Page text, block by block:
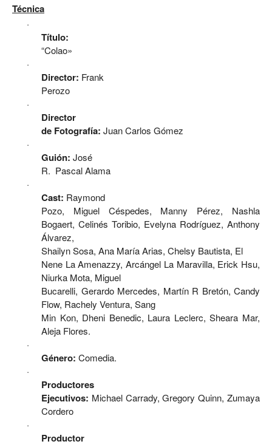
Técnica
·
Título:
“Colao»
·
Director: Frank
Perozo
·
Director
de Fotografía: Juan Carlos Gómez
·
Guión: José
R. Pascal Alama
·
Cast: Raymond
Pozo, Miguel Céspedes, Manny Pérez, Nashla
Bogaert, Celinés Toribio, Evelyna Rodríguez, Anthony
Álvarez,
ShailynSosa, Ana María Arias, Chelsy Bautista, El
Nene La Amenazzy, Arcángel La Maravilla, Erick Hsu,
Niurka Mota, Miguel
Bucarelli, Gerardo Mercedes, Martín R Bretón, Candy
Flow, Rachely Ventura, Sang
Min Kon, Dheni Benedic, Laura Leclerc, Sheara Mar,
Aleja Flores.
·
Género: Comedia.
·
Productores
Ejecutivos: Michael Carrady, Gregory Quinn, Zumaya
Cordero
·
Productor